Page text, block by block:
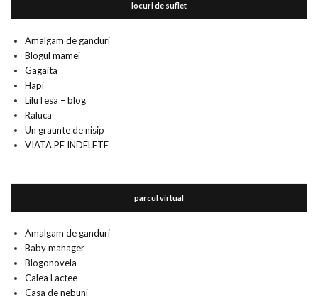
locuri de suflet
Amalgam de ganduri
Blogul mamei
Gagaita
Hapi
LiluTesa – blog
Raluca
Un graunte de nisip
VIATA PE INDELETE
parcul virtual
Amalgam de ganduri
Baby manager
Blogonovela
Calea Lactee
Casa de nebuni